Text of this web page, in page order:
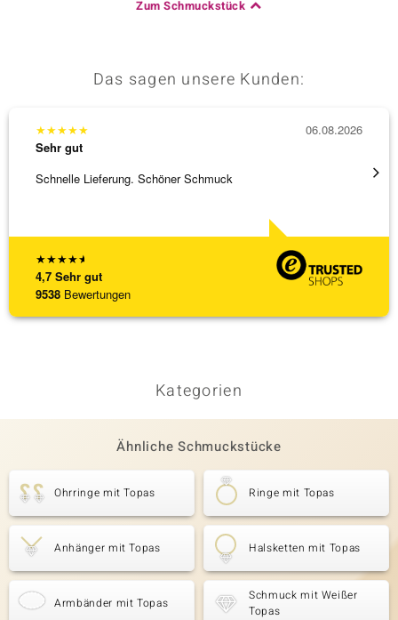
Zum Schmuckstück
Das sagen unsere Kunden:
★★★★★
4,7 Sehr gut
9538 Bewertungen
★★★★★
Sehr gut
Schnelle Lieferung. Schöner Schmuck
06.08.2026
Kategorien
Ähnliche Schmuckstücke
Ohrringe mit Topas Ringe mit Topas
Anhänger mit Topas Halsketten mit Topas
Armbänder mit Topas
Schmuck mit Weißer
Topas